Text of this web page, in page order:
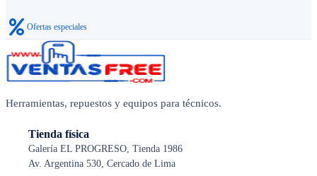
Ofertas especiales
Herramientas, repuestos y equipos para técnicos.
Tienda física
Galería EL PROGRESO, Tienda 1986
Av. Argentina 530, Cercado de Lima